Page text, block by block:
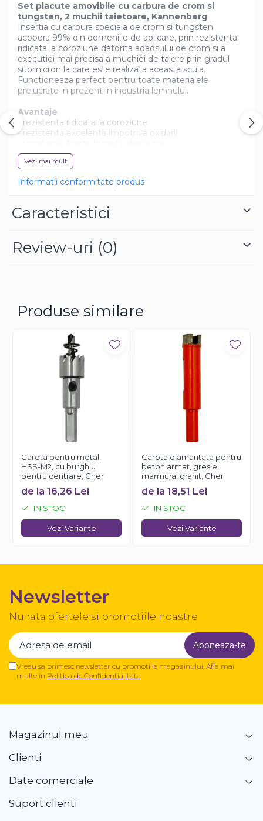
Set placute amovibile cu carbura de crom si
tungsten, 2 muchii taietoare, Kannenberg
Insertia cu carbura speciala de crom si tungsten
acopera 99% din domeniile de aplicare, prin rezistenta
ridicata la coroziune datorita adaosului de crom si a
executiei mai precisa a muchiei de taiere prin gradul
submicron la care este realizata aceasta scula.
Functioneaza perfect pentru toate materialele
prelucrate in prezent in industria lemnului.
Avantaje
- rezistenta ridicata la coroziune
- rezistenta excelenta impotriva oxidarii
- eficienta inalta datorita perioadei lungi de utilizare
- placi aglomerate (PAL)
- placi HDF / MDF
- lemn tare si moale
Dimensiuni
- distanta dintre gauri (mm): 14
- unghi degajare: 35°
Vezi mai mult
Informatii conformitate produs
Caracteristici
Review-uri (0)
Produse similare
Carota pentru metal,
HSS-M2, cu burghiu
pentru centrare, Gher
de la 16,26 Lei
IN STOC
Vezi Variante
Carota diamantata pentru
beton armat, gresie,
marmura, granit, Gher
de la 18,51 Lei
IN STOC
Vezi Variante
Newsletter
Nu rata ofertele si promotiile noastre
Vreau sa primesc newsletter cu promotiile magazinului. Afla mai
multe in Politica de Confidentialitate
Magazinul meu
Clienti
Date comerciale
Suport clienti